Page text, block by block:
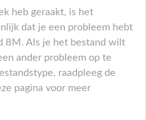
heb geraakt, is het
dat je een probleem hebt
8M. Als je het bestand wilt
ander probleem op te
raadpleeg de
pagina voor meer